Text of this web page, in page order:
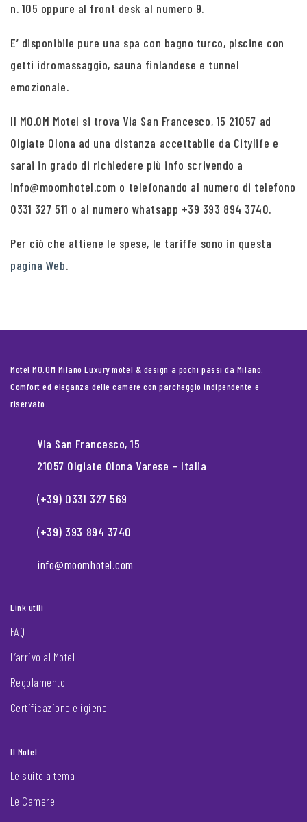
n. 105 oppure al front desk al numero 9.
E’ disponibile pure una spa con bagno turco, piscine con
getti idromassaggio, sauna finlandese e tunnel
emozionale.
Il MO.OM Motel si trova Via San Francesco, 15 21057 ad
Olgiate Olona ad una distanza accettabile da Citylife e
sarai in grado di richiedere più info scrivendo a
info@moomhotel.com o telefonando al numero di telefono
0331 327 511 o al numero whatsapp +39 393 894 3740.
Per ciò che attiene le spese, le tariffe sono in questa
pagina Web.
Motel MO.OM Milano Luxury motel & design a pochi passi da Milano.
Comfort ed eleganza delle camere con parcheggio indipendente e
riservato.
Via San Francesco, 15
21057 Olgiate Olona Varese – Italia
(+39) 0331 327 569
(+39) 393 894 3740
info@moomhotel.com
Link utili
FAQ
L’arrivo al Motel
Regolamento
Certificazione e igiene
Il Motel
Le suite a tema
Le Camere